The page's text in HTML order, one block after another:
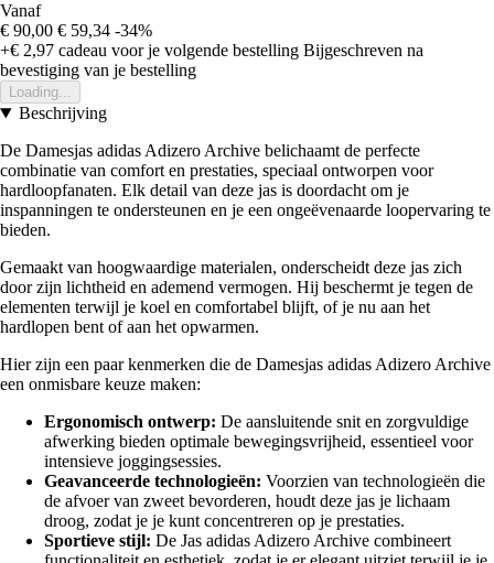
Vanaf
€ 90,00 € 59,34 -34%
+€ 2,97 cadeau voor je volgende bestelling Bijgeschreven na
bevestiging van je bestelling
Loading...
Beschrijving
De Damesjas adidas Adizero Archive belichaamt de perfecte
combinatie van comfort en prestaties, speciaal ontworpen voor
hardloopfanaten. Elk detail van deze jas is doordacht om je
inspanningen te ondersteunen en je een ongeëvenaarde loopervaring te
bieden.
Gemaakt van hoogwaardige materialen, onderscheidt deze jas zich
door zijn lichtheid en ademend vermogen. Hij beschermt je tegen de
elementen terwijl je koel en comfortabel blijft, of je nu aan het
hardlopen bent of aan het opwarmen.
Hier zijn een paar kenmerken die de Damesjas adidas Adizero Archive
een onmisbare keuze maken:
Ergonomisch ontwerp: De aansluitende snit en zorgvuldige
afwerking bieden optimale bewegingsvrijheid, essentieel voor
intensieve joggingsessies.
Geavanceerde technologieën: Voorzien van technologieën die
de afvoer van zweet bevorderen, houdt deze jas je lichaam
droog, zodat je je kunt concentreren op je prestaties.
Sportieve stijl: De Jas adidas Adizero Archive combineert